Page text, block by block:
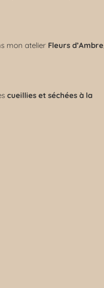
mon atelier Fleurs d’Ambre
cueillies et séchées à la